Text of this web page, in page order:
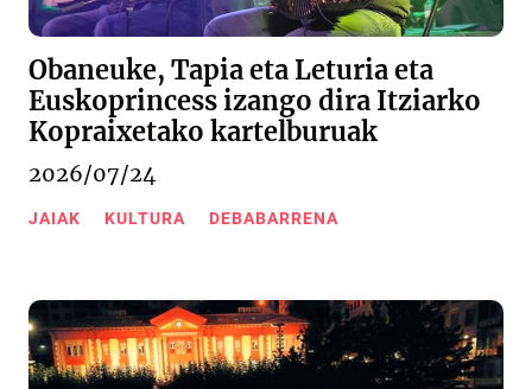
Obaneuke, Tapia eta Leturia eta
Euskoprincess izango dira Itziarko
Kopraixetako kartelburuak
2026/07/24
JAIAK KULTURA DEBABARRENA